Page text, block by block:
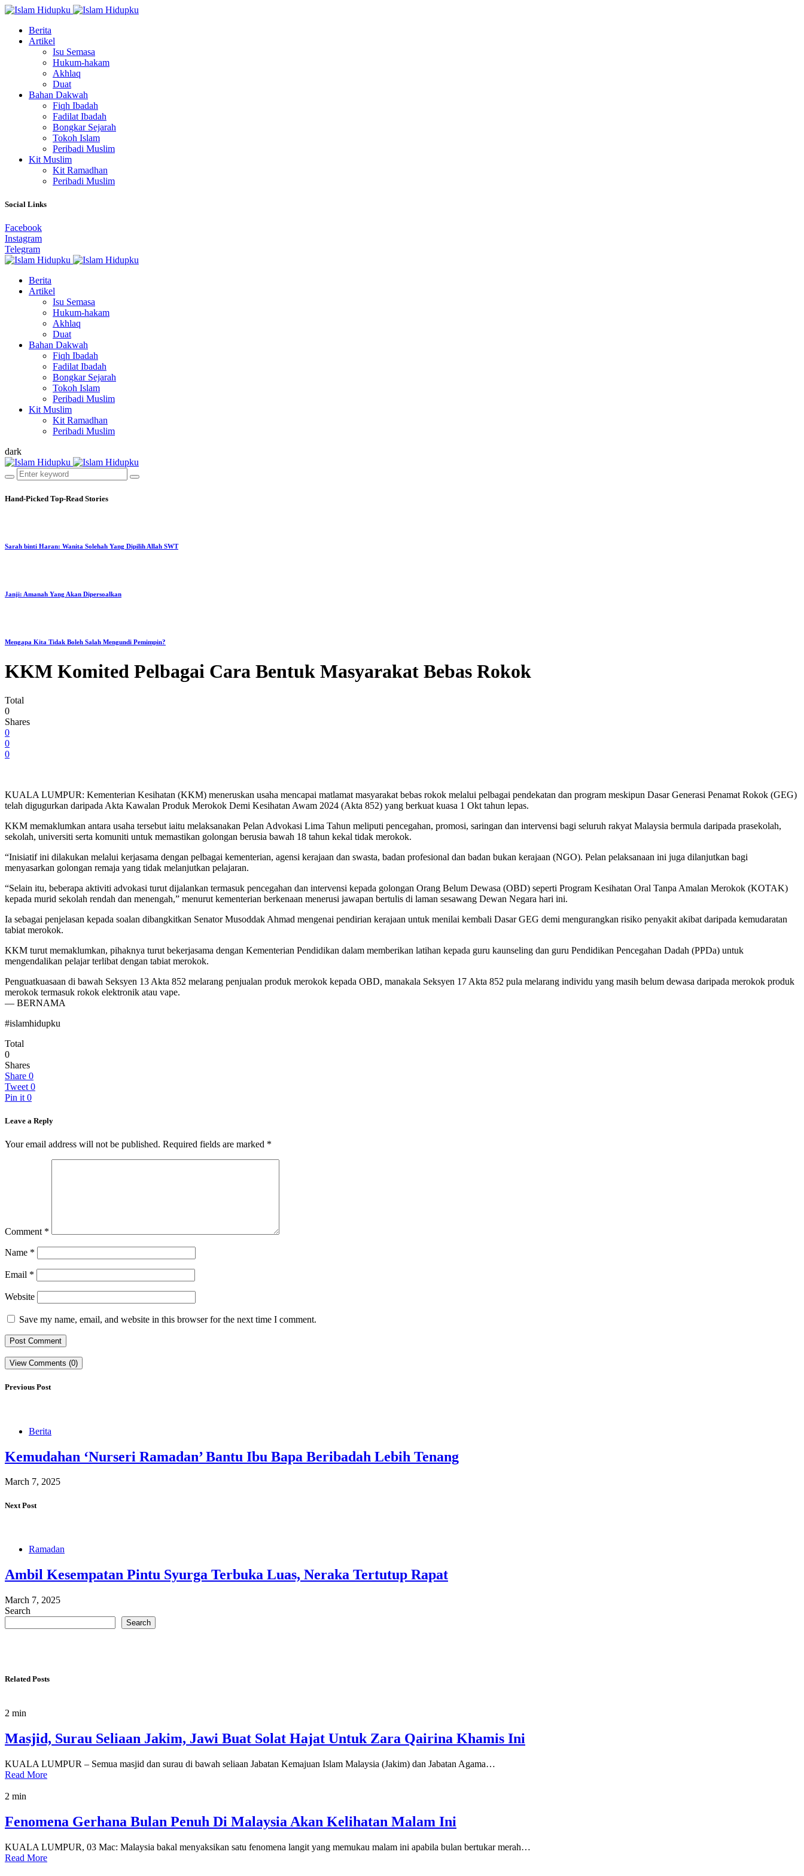
Berita
Artikel
Isu Semasa
Hukum-hakam
Akhlaq
Duat
Bahan Dakwah
Fiqh Ibadah
Fadilat Ibadah
Bongkar Sejarah
Tokoh Islam
Peribadi Muslim
Kit Muslim
Kit Ramadhan
Peribadi Muslim
Social Links
Facebook
Instagram
Telegram
Berita
Artikel
Isu Semasa
Hukum-hakam
Akhlaq
Duat
Bahan Dakwah
Fiqh Ibadah
Fadilat Ibadah
Bongkar Sejarah
Tokoh Islam
Peribadi Muslim
Kit Muslim
Kit Ramadhan
Peribadi Muslim
dark
Hand-Picked Top-Read Stories
Sarah binti Haran: Wanita Solehah Yang Dipilih Allah SWT
Janji: Amanah Yang Akan Dipersoalkan
Mengapa Kita Tidak Boleh Salah Mengundi Pemimpin?
KKM Komited Pelbagai Cara Bentuk Masyarakat Bebas Rokok
Total
0
Shares
0
0
0
KUALA LUMPUR: Kementerian Kesihatan (KKM) meneruskan usaha mencapai matlamat masyarakat bebas rokok melalui pelbagai pendekatan dan program meskipun Dasar Generasi Penamat Rokok (GEG)
telah digugurkan daripada Akta Kawalan Produk Merokok Demi Kesihatan Awam 2024 (Akta 852) yang berkuat kuasa 1 Okt tahun lepas.
KKM memaklumkan antara usaha tersebut iaitu melaksanakan Pelan Advokasi Lima Tahun meliputi pencegahan, promosi, saringan dan intervensi bagi seluruh rakyat Malaysia bermula daripada prasekolah,
sekolah, universiti serta komuniti untuk memastikan golongan berusia bawah 18 tahun kekal tidak merokok.
“Inisiatif ini dilakukan melalui kerjasama dengan pelbagai kementerian, agensi kerajaan dan swasta, badan profesional dan badan bukan kerajaan (NGO). Pelan pelaksanaan ini juga dilanjutkan bagi
menyasarkan golongan remaja yang tidak melanjutkan pelajaran.
“Selain itu, beberapa aktiviti advokasi turut dijalankan termasuk pencegahan dan intervensi kepada golongan Orang Belum Dewasa (OBD) seperti Program Kesihatan Oral Tanpa Amalan Merokok (KOTAK)
kepada murid sekolah rendah dan menengah,” menurut kementerian berkenaan menerusi jawapan bertulis di laman sesawang Dewan Negara hari ini.
Ia sebagai penjelasan kepada soalan dibangkitkan Senator Musoddak Ahmad mengenai pendirian kerajaan untuk menilai kembali Dasar GEG demi mengurangkan risiko penyakit akibat daripada kemudaratan
tabiat merokok.
KKM turut memaklumkan, pihaknya turut bekerjasama dengan Kementerian Pendidikan dalam memberikan latihan kepada guru kaunseling dan guru Pendidikan Pencegahan Dadah (PPDa) untuk
mengendalikan pelajar terlibat dengan tabiat merokok.
Penguatkuasaan di bawah Seksyen 13 Akta 852 melarang penjualan produk merokok kepada OBD, manakala Seksyen 17 Akta 852 pula melarang individu yang masih belum dewasa daripada merokok produk
merokok termasuk rokok elektronik atau vape.
— BERNAMA
#islamhidupku
Total
0
Shares
Share 0
Tweet 0
Pin it 0
Leave a Reply
Your email address will not be published. Required fields are marked *
Comment *
Name *
Email *
Website
Save my name, email, and website in this browser for the next time I comment.
View Comments (0)
Previous Post
Berita
Kemudahan ‘Nurseri Ramadan’ Bantu Ibu Bapa Beribadah Lebih Tenang
March 7, 2025
Next Post
Ramadan
Ambil Kesempatan Pintu Syurga Terbuka Luas, Neraka Tertutup Rapat
March 7, 2025
Search
Search
Related Posts
2 min
Masjid, Surau Seliaan Jakim, Jawi Buat Solat Hajat Untuk Zara Qairina Khamis Ini
KUALA LUMPUR – Semua masjid dan surau di bawah seliaan Jabatan Kemajuan Islam Malaysia (Jakim) dan Jabatan Agama…
Read More
2 min
Fenomena Gerhana Bulan Penuh Di Malaysia Akan Kelihatan Malam Ini
KUALA LUMPUR, 03 Mac: Malaysia bakal menyaksikan satu fenomena langit yang memukau malam ini apabila bulan bertukar merah…
Read More